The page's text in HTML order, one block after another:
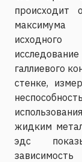
происходит
максимума
исходного
галлиевого
стенке,
жидким
эдс